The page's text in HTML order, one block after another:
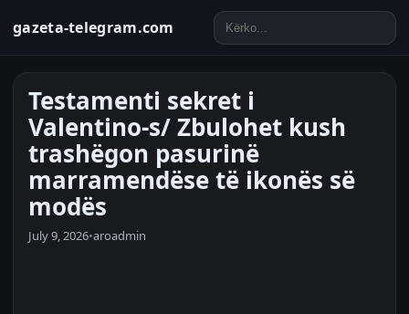
gazeta-telegram.com
Testamenti sekret i
Valentino-s/ Zbulohet kush
trashëgon pasurinë
marramendëse të ikonës së
modës
July 9, 2026•aroadmin